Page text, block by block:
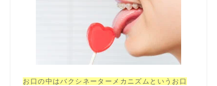
お口の中はバクシネーターメカニズムというお口